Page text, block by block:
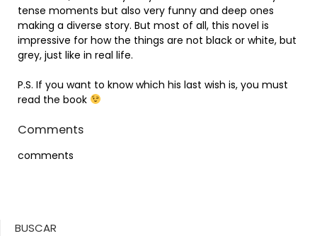
tense moments but also very funny and deep ones
making a diverse story. But most of all, this novel is
impressive for how the things are not black or white, but
grey, just like in real life.
P.S. If you want to know which his last wish is, you must
read the book
Comments
comments
BUSCAR